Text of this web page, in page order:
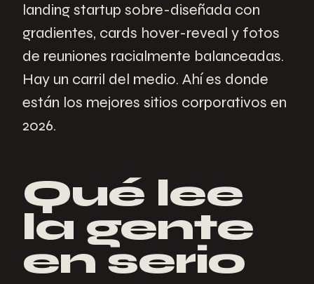
landing startup sobre-diseñada con
gradientes, cards hover-reveal y fotos
de reuniones racialmente balanceadas.
Hay un carril del medio. Ahí es donde
están los mejores sitios corporativos en
2026.
Qué lee
la gente
en serio